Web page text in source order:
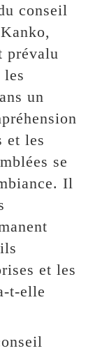
conseil
prévalu
un
et les
se
Il
et les
t-elle